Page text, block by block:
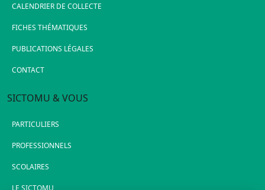
CALENDRIER DE COLLECTE
FICHES THÉMATIQUES
PUBLICATIONS LÉGALES
CONTACT
SICTOMU & VOUS
PARTICULIERS
PROFESSIONNELS
SCOLAIRES
LE SICTOMU